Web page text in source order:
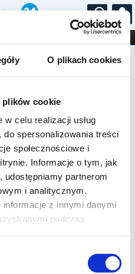
O plikach cookies
plików cookie
celu realizacji usług
, do spersonalizowania treści
społecznościowe i
Informacje o tym, jak
partnerom
i analitycznym.
informacje z innymi danymi
podczas
...
STAND-UP
na wydarzenie